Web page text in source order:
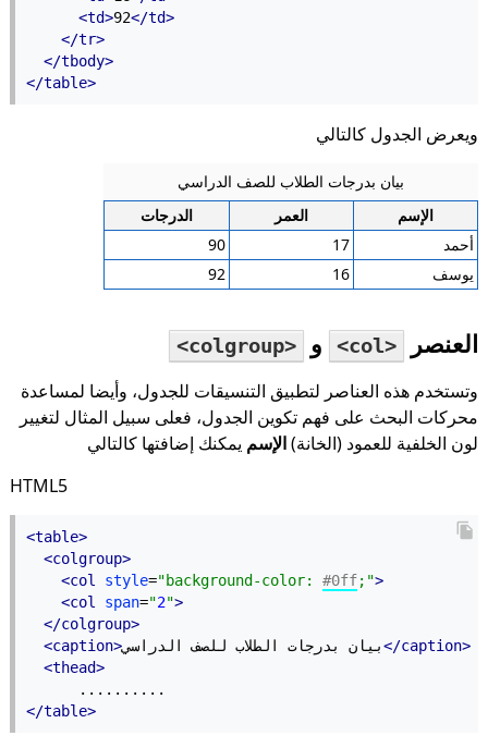
<td>92</td>
</tr>
</tbody>
</table>
ويعرض الجدول كالتالي
بيان بدرجات الطلاب للصف الدراسي
الإسم
العمر
الدرجات
أحمد
17
90
يوسف
16
92
العنصر <col> و
<colgroup>
وتستخدم هذه العناصر لتطبيق التنسيقات للجدول، وأيضا لمساعدة
محركات البحث على فهم تكوين الجدول، فعلى سبيل المثال لتغيير
لون الخلفية للعمود (الخانة)الإسم يمكنك إضافتها كالتالي
HTML5
<table>
<colgroup>
<col
style="background-color: #0ff;">
<col
span="2">
</colgroup>
<caption>بيان بدرجات الطلاب للصف الدراسي</caption>
<thead>
      ..........
</table>